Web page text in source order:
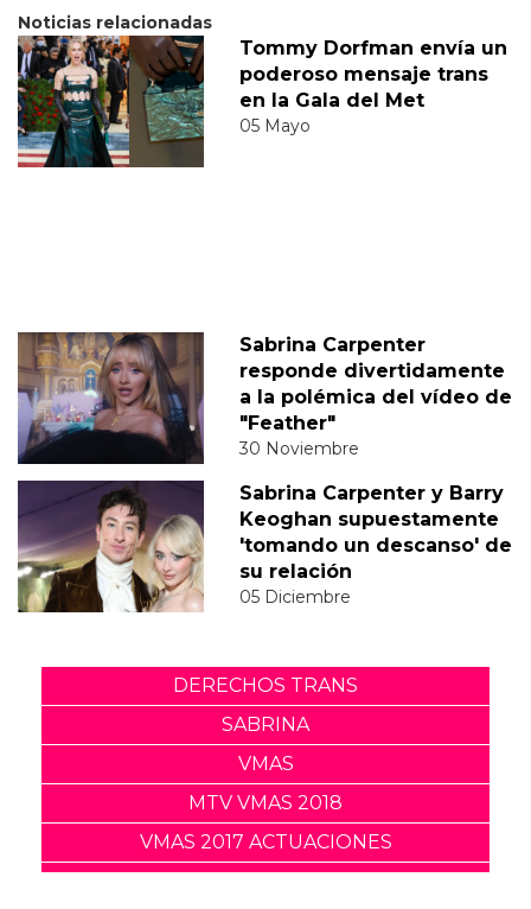
Noticias relacionadas
Tommy Dorfman envía un
poderoso mensaje trans
en la Gala del Met
05 Mayo
Sabrina Carpenter
responde divertidamente
a la polémica del vídeo de
"Feather"
30 Noviembre
Sabrina Carpenter y Barry
Keoghan supuestamente
'tomando un descanso' de
su relación
05 Diciembre
DERECHOS TRANS
SABRINA
VMAS
MTV VMAS 2018
VMAS 2017 ACTUACIONES